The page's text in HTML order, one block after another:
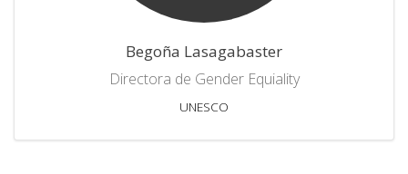
Begoña Lasagabaster
Directora de Gender Equiality
UNESCO